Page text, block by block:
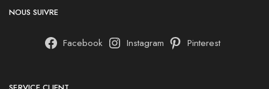
NOUS SUIVRE
Facebook Instagram Pinterest